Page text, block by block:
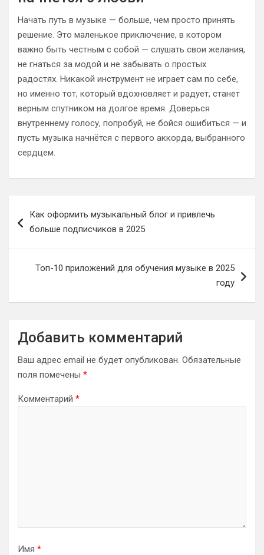
Начать путь в музыке — больше, чем просто принять
решение. Это маленькое приключение, в котором
важно быть честным с собой — слушать свои желания,
не гнаться за модой и не забывать о простых
радостях. Никакой инструмент не играет сам по себе,
но именно тот, который вдохновляет и радует, станет
верным спутником на долгое время. Доверься
внутреннему голосу, попробуй, не бойся ошибиться — и
пусть музыка начнётся с первого аккорда, выбранного
сердцем.
по
Как оформить музыкальный блог и привлечь
больше подписчиков в 2025
Топ-10 приложений для обучения музыке в 2025
году
Добавить комментарий
Ваш адрес email не будет опубликован. Обязательные
поля помечены *
Комментарий *
Имя *